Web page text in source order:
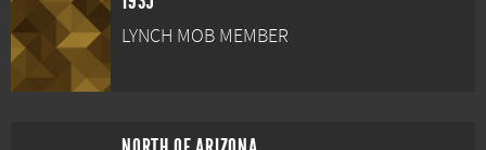
LYNCH MOB MEMBER